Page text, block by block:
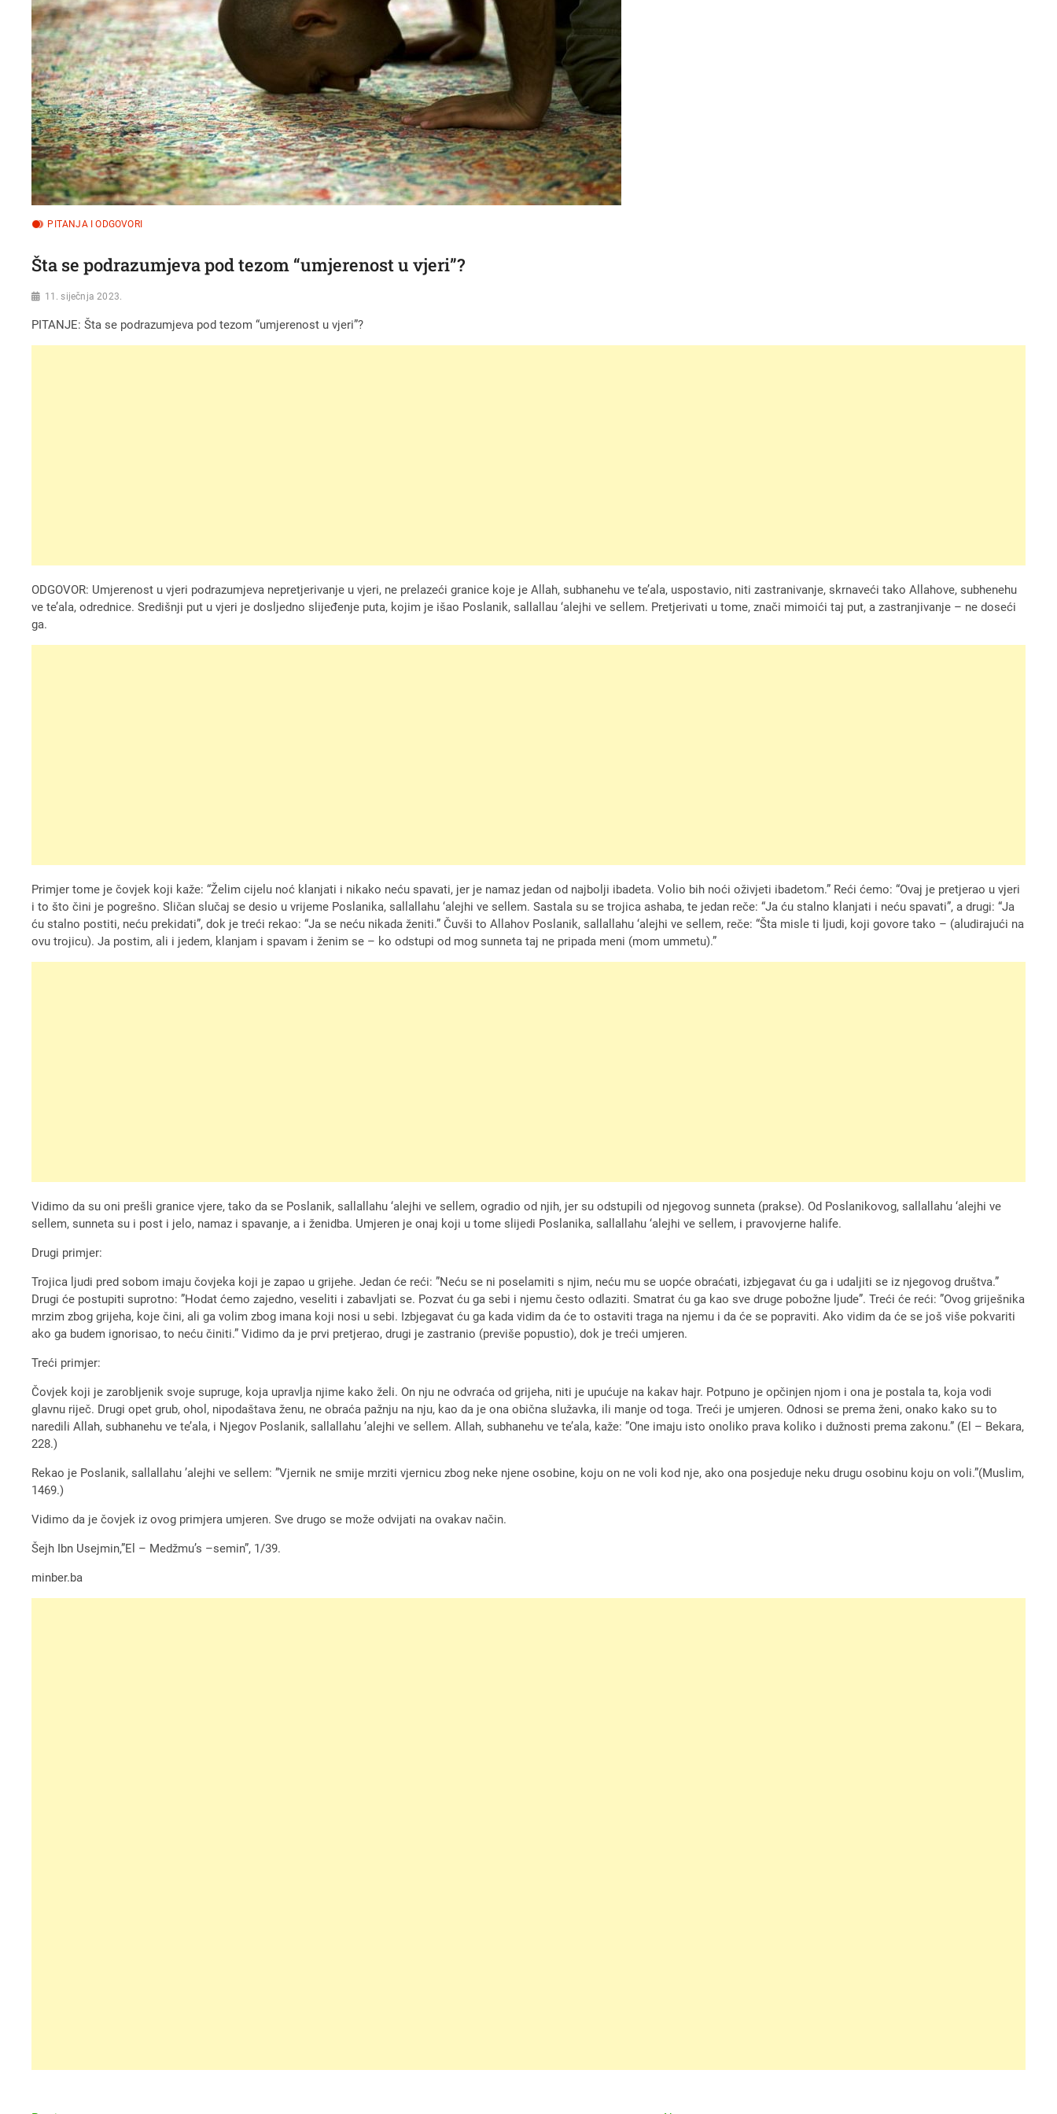
PITANJA I ODGOVORI
Šta se podrazumjeva pod tezom “umjerenost u vjeri”?
11. siječnja 2023.
PITANJE: Šta se podrazumjeva pod tezom “umjerenost u vjeri”?
ODGOVOR: Umjerenost u vjeri podrazumjeva nepretjerivanje u vjeri, ne prelazeći granice koje je Allah, subhanehu ve te’ala, uspostavio, niti zastranivanje, skrnaveći tako Allahove, subhenehu
ve te’ala, odrednice. Središnji put u vjeri je dosljedno slijeđenje puta, kojim je išao Poslanik, sallallau ‘alejhi ve sellem. Pretjerivati u tome, znači mimoići taj put, a zastranjivanje – ne doseći
ga.
Primjer tome je čovjek koji kaže: “Želim cijelu noć klanjati i nikako neću spavati, jer je namaz jedan od najbolji ibadeta. Volio bih noći oživjeti ibadetom.” Reći ćemo: “Ovaj je pretjerao u vjeri
i to što čini je pogrešno. Sličan slučaj se desio u vrijeme Poslanika, sallallahu ‘alejhi ve sellem. Sastala su se trojica ashaba, te jedan reče: “Ja ću stalno klanjati i neću spavati”, a drugi: “Ja
ću stalno postiti, neću prekidati”, dok je treći rekao: “Ja se neću nikada ženiti.” Čuvši to Allahov Poslanik, sallallahu ‘alejhi ve sellem, reče: “Šta misle ti ljudi, koji govore tako – (aludirajući na
ovu trojicu). Ja postim, ali i jedem, klanjam i spavam i ženim se – ko odstupi od mog sunneta taj ne pripada meni (mom ummetu).”
Vidimo da su oni prešli granice vjere, tako da se Poslanik, sallallahu ‘alejhi ve sellem, ogradio od njih, jer su odstupili od njegovog sunneta (prakse). Od Poslanikovog, sallallahu ‘alejhi ve
sellem, sunneta su i post i jelo, namaz i spavanje, a i ženidba. Umjeren je onaj koji u tome slijedi Poslanika, sallallahu ‘alejhi ve sellem, i pravovjerne halife.
Drugi primjer:
Trojica ljudi pred sobom imaju čovjeka koji je zapao u grijehe. Jedan će reći: ”Neću se ni poselamiti s njim, neću mu se uopće obraćati, izbjegavat ću ga i udaljiti se iz njegovog društva.”
Drugi će postupiti suprotno: ”Hodat ćemo zajedno, veseliti i zabavljati se. Pozvat ću ga sebi i njemu često odlaziti. Smatrat ću ga kao sve druge pobožne ljude”. Treći će reći: ”Ovog griješnika
mrzim zbog grijeha, koje čini, ali ga volim zbog imana koji nosi u sebi. Izbjegavat ću ga kada vidim da će to ostaviti traga na njemu i da će se popraviti. Ako vidim da će se još više pokvariti
ako ga budem ignorisao, to neću činiti.” Vidimo da je prvi pretjerao, drugi je zastranio (previše popustio), dok je treći umjeren.
Treći primjer:
Čovjek koji je zarobljenik svoje supruge, koja upravlja njime kako želi. On nju ne odvraća od grijeha, niti je upućuje na kakav hajr. Potpuno je opčinjen njom i ona je postala ta, koja vodi
glavnu riječ. Drugi opet grub, ohol, nipodaštava ženu, ne obraća pažnju na nju, kao da je ona obična služavka, ili manje od toga. Treći je umjeren. Odnosi se prema ženi, onako kako su to
naredili Allah, subhanehu ve te’ala, i Njegov Poslanik, sallallahu ’alejhi ve sellem. Allah, subhanehu ve te’ala, kaže: ”One imaju isto onoliko prava koliko i dužnosti prema zakonu.” (El – Bekara,
228.)
Rekao je Poslanik, sallallahu ’alejhi ve sellem: ”Vjernik ne smije mrziti vjernicu zbog neke njene osobine, koju on ne voli kod nje, ako ona posjeduje neku drugu osobinu koju on voli.”(Muslim,
1469.)
Vidimo da je čovjek iz ovog primjera umjeren. Sve drugo se može odvijati na ovakav način.
Šejh Ibn Usejmin,”El – Medžmu’s –semin”, 1/39.
minber.ba